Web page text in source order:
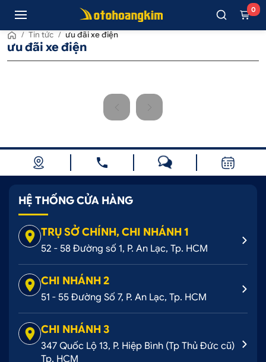
0
/ Tin tức / ưu đãi xe điện
ưu đãi xe điện
HỆ THỐNG CỬA HÀNG
TRỤ SỞ CHÍNH, CHI NHÁNH 1
52 - 58 Đường số 1, P. An Lạc, Tp. HCM
CHI NHÁNH 2
51 - 55 Đường Số 7, P. An Lạc, Tp. HCM
CHI NHÁNH 3
347 Quốc Lộ 13, P. Hiệp Bình (Tp Thủ Đức cũ)
Tp. HCM